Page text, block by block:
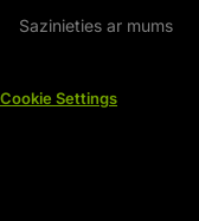
Sazinieties ar mums
Cookie Settings